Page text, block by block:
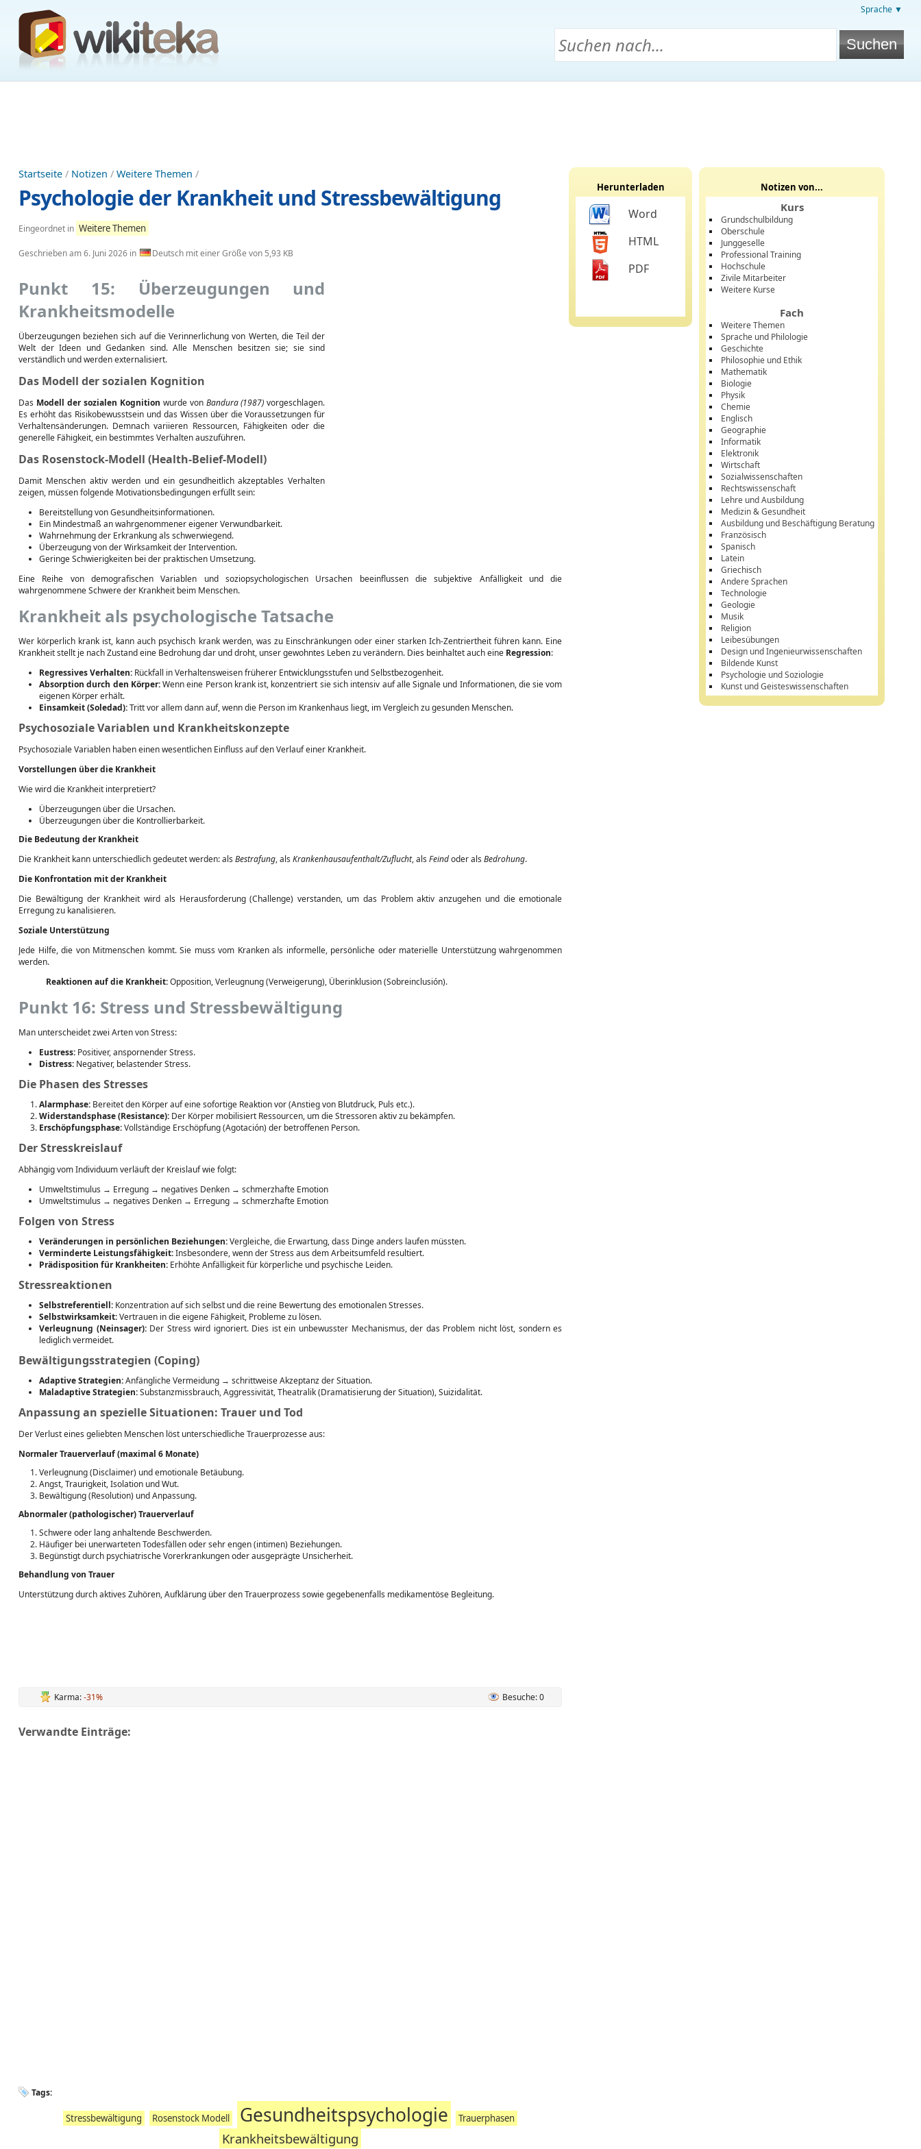
Sprache ▼
Startseite / Notizen / Weitere Themen /
Psychologie der Krankheit und Stressbewältigung
Eingeordnet in Weitere Themen
Geschrieben am6. Juni 2026 in Deutsch mit einer Größe von 5,93 KB
Punkt 15: Überzeugungen und
Krankheitsmodelle
Überzeugungen beziehen sich auf die Verinnerlichung von Werten, die Teil der
Welt der Ideen und Gedanken sind. Alle Menschen besitzen sie; sie sind
verständlich und werden externalisiert.
Das Modell der sozialen Kognition
Das Modell der sozialen Kognition wurde von Bandura (1987) vorgeschlagen.
Es erhöht das Risikobewusstsein und das Wissen über die Voraussetzungen für
Verhaltensänderungen. Demnach variieren Ressourcen, Fähigkeiten oder die
generelle Fähigkeit, ein bestimmtes Verhalten auszuführen.
Das Rosenstock-Modell (Health-Belief-Modell)
Damit Menschen aktiv werden und ein gesundheitlich akzeptables Verhalten
zeigen, müssen folgende Motivationsbedingungen erfüllt sein:
Bereitstellung von Gesundheitsinformationen.
Ein Mindestmaß an wahrgenommener eigener Verwundbarkeit.
Wahrnehmung der Erkrankung als schwerwiegend.
Überzeugung von der Wirksamkeit der Intervention.
Geringe Schwierigkeiten bei der praktischen Umsetzung.
Eine Reihe von demografischen Variablen und soziopsychologischen Ursachen beeinflussen die subjektive Anfälligkeit und die
wahrgenommene Schwere der Krankheit beim Menschen.
Krankheit als psychologische Tatsache
Wer körperlich krank ist, kann auch psychisch krank werden, was zu Einschränkungen oder einer starken Ich-Zentriertheit führen kann. Eine
Krankheit stellt je nach Zustand eine Bedrohung dar und droht, unser gewohntes Leben zu verändern. Dies beinhaltet auch eine Regression:
Regressives Verhalten: Rückfall in Verhaltensweisen früherer Entwicklungsstufen und Selbstbezogenheit.
Absorption durch den Körper:Wenn eine Person krank ist, konzentriert sie sich intensiv auf alle Signale und Informationen, die sie vom
eigenen Körper erhält.
Einsamkeit (Soledad):Tritt vor allem dann auf, wenn die Person im Krankenhaus liegt, im Vergleich zu gesunden Menschen.
Psychosoziale Variablen und Krankheitskonzepte
Psychosoziale Variablen haben einen wesentlichen Einfluss auf den Verlauf einer Krankheit.
Vorstellungen über die Krankheit
Wie wird die Krankheit interpretiert?
Überzeugungen über die Ursachen.
Überzeugungen über die Kontrollierbarkeit.
Die Bedeutung der Krankheit
Die Krankheit kann unterschiedlich gedeutet werden: als Bestrafung, als Krankenhausaufenthalt/Zuflucht, als Feindoder als Bedrohung.
Die Konfrontation mit der Krankheit
Die Bewältigung der Krankheit wird als Herausforderung (Challenge) verstanden, um das Problem aktiv anzugehen und die emotionale
Erregung zu kanalisieren.
Soziale Unterstützung
Jede Hilfe, die von Mitmenschen kommt. Sie muss vom Kranken als informelle, persönliche oder materielle Unterstützung wahrgenommen
werden.
Reaktionen auf die Krankheit:Opposition, Verleugnung (Verweigerung), Überinklusion (Sobreinclusión).
Punkt 16: Stress und Stressbewältigung
Man unterscheidet zwei Arten von Stress:
Eustress: Positiver, anspornender Stress.
Distress: Negativer, belastender Stress.
Die Phasen des Stresses
Alarmphase: Bereitet den Körper auf eine sofortige Reaktion vor (Anstieg von Blutdruck, Puls etc.).
Widerstandsphase (Resistance): Der Körper mobilisiert Ressourcen, um die Stressoren aktiv zu bekämpfen.
Erschöpfungsphase:Vollständige Erschöpfung (Agotación) der betroffenen Person.
Der Stresskreislauf
Abhängig vom Individuum verläuft der Kreislauf wie folgt:
Umweltstimulus → Erregung → negatives Denken → schmerzhafte Emotion
Umweltstimulus → negatives Denken → Erregung → schmerzhafte Emotion
Folgen von Stress
Veränderungen in persönlichen Beziehungen:Vergleiche, die Erwartung, dass Dinge anders laufen müssten.
Verminderte Leistungsfähigkeit:Insbesondere, wenn der Stress aus dem Arbeitsumfeld resultiert.
Prädisposition für Krankheiten: Erhöhte Anfälligkeit für körperliche und psychische Leiden.
Stressreaktionen
Selbstreferentiell: Konzentration auf sich selbst und die reine Bewertung des emotionalen Stresses.
Selbstwirksamkeit:Vertrauen in die eigene Fähigkeit, Probleme zu lösen.
Verleugnung (Neinsager):Der Stress wird ignoriert. Dies ist ein unbewusster Mechanismus, der das Problem nicht löst, sondern es
lediglich vermeidet.
Bewältigungsstrategien (Coping)
Adaptive Strategien:Anfängliche Vermeidung → schrittweise Akzeptanz der Situation.
Maladaptive Strategien:Substanzmissbrauch, Aggressivität, Theatralik (Dramatisierung der Situation), Suizidalität.
Anpassung an spezielle Situationen: Trauer und Tod
Der Verlust eines geliebten Menschen löst unterschiedliche Trauerprozesse aus:
Normaler Trauerverlauf (maximal 6 Monate)
Verleugnung (Disclaimer) und emotionale Betäubung.
Angst, Traurigkeit, Isolation und Wut.
Bewältigung (Resolution) und Anpassung.
Abnormaler (pathologischer) Trauerverlauf
Schwere oder lang anhaltende Beschwerden.
Häufiger bei unerwarteten Todesfällen oder sehr engen (intimen) Beziehungen.
Begünstigt durch psychiatrische Vorerkrankungen oder ausgeprägte Unsicherheit.
Behandlung von Trauer
Unterstützung durch aktives Zuhören, Aufklärung über den Trauerprozess sowie gegebenenfalls medikamentöse Begleitung.
Karma:-31% Besuche: 0
Verwandte Einträge:
Tags:
Stressbewältigung Rosenstock Modell Gesundheitspsychologie Trauerphasen
Krankheitsbewältigung
Herunterladen
Word
HTML
PDF
Notizen von...
Kurs
Grundschulbildung
Oberschule
Junggeselle
Professional Training
Hochschule
Zivile Mitarbeiter
Weitere Kurse
Fach
Weitere Themen
Sprache und Philologie
Geschichte
Philosophie und Ethik
Mathematik
Biologie
Physik
Chemie
Englisch
Geographie
Informatik
Elektronik
Wirtschaft
Sozialwissenschaften
Rechtswissenschaft
Lehre und Ausbildung
Medizin & Gesundheit
Ausbildung und Beschäftigung Beratung
Französisch
Spanisch
Latein
Griechisch
Andere Sprachen
Technologie
Geologie
Musik
Religion
Leibesübungen
Design und Ingenieurwissenschaften
Bildende Kunst
Psychologie und Soziologie
Kunst und Geisteswissenschaften